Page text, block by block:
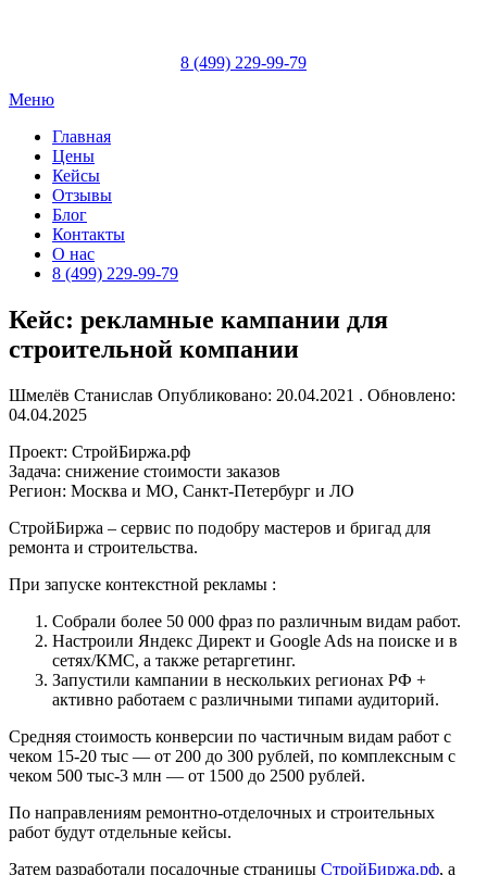
8 (499) 229-99-79
Меню
Главная
Цены
Кейсы
Отзывы
Блог
Контакты
О нас
8 (499) 229-99-79
Кейс: рекламные кампании для
строительной компании
Шмелёв Станислав Опубликовано: 20.04.2021 . Обновлено:
04.04.2025
Проект: СтройБиржа.рф
Задача: снижение стоимости заказов
Регион: Москва и МО, Санкт-Петербург и ЛО
СтройБиржа – сервис по подобру мастеров и бригад для
ремонта и строительства.
При запуске контекстной рекламы :
Собрали более 50 000 фраз по различным видам работ.
Настроили Яндекс Директ и Google Ads на поиске и в
сетях/КМС, а также ретаргетинг.
Запустили кампании в нескольких регионах РФ +
активно работаем с различными типами аудиторий.
Средняя стоимость конверсии по частичным видам работ с
чеком 15-20 тыс — от 200 до 300 рублей, по комплексным с
чеком 500 тыс-3 млн — от 1500 до 2500 рублей.
По направлениям ремонтно-отделочных и строительных
работ будут отдельные кейсы.
Затем разработали посадочные страницы СтройБиржа.рф, а